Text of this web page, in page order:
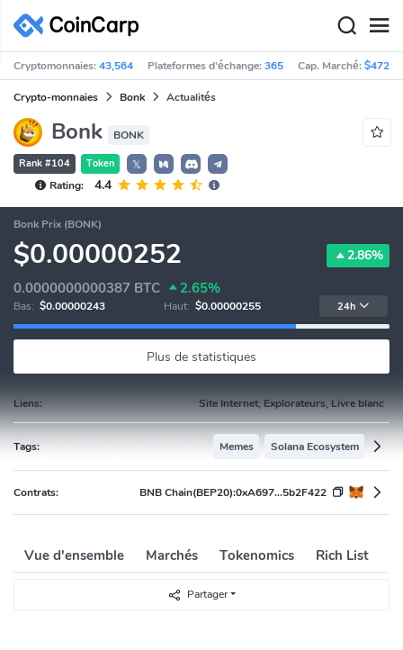
Cryptomonnaies:43,564 Plateformes d'échange:365 Cap. Marché:
Crypto-monnaies Bonk Actualités
Bonk BONK
Rank #104 Token
𝕏
Rating:
4.4
Bonk Prix (BONK)
$0.00000252 2.86%
0.0000000000387 BTC 2.65%
Bas: $0.00000243 Haut: $0.00000255 24h
Plus de statistiques
Liens: Site Internet, Explorateurs, Livre blanc
Tags: Memes Solana Ecosystem
Contrats: BNB Chain(BEP20):0xA697...5b2F422
Vue d'ensemble Marchés Tokenomics Rich List
Partager